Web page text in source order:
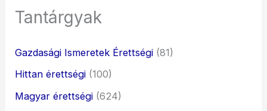
Tantárgyak
Gazdasági Ismeretek Érettségi (81)
Hittan érettségi (100)
Magyar érettségi (624)